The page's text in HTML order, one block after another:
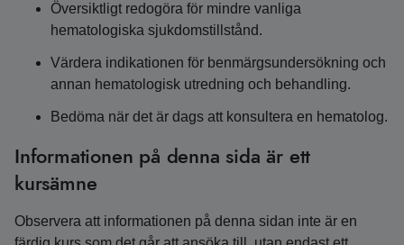
Översiktligt redogöra för mindre vanliga
hematologiska sjukdomstillstånd.
Värdera indikationen för benmärgsundersökning och
annan hematologisk utredning och behandling.
Bedöma när det är dags att konsultera en hematolog.
Informationen på denna sida är ett
kursämne
Observera att informationen på denna sidan inte är en